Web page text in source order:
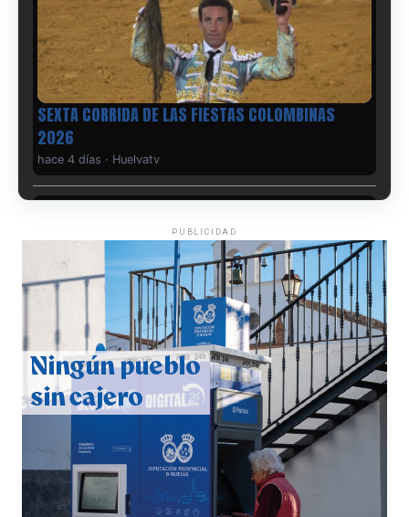
6º DÍA DE LAS FIESTAS COLOMBINAS 2026
hace 4 días
QUINTA CORRIDA DE LAS FIESTAS COLOMBINAS
2026
hace 5 días Huelvatv
PUBLICIDAD